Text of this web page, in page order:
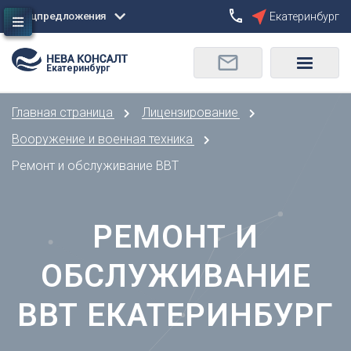
Сбросить
Москва
Санкт-Петербург
Астрахань
Барнаул
Белгород
Брянск
В
Владивосток
Владикавказ
О
Орел
Рязань
С
Самара
Спецпредложения Екатеринбург
Екатеринбург
Главная страница
Лицензирование
Вооружение и военная техника
Ремонт и обслуживание ВВТ
РЕМОНТ И
ОБСЛУЖИВАНИЕ
ВВТ ЕКАТЕРИНБУРГ